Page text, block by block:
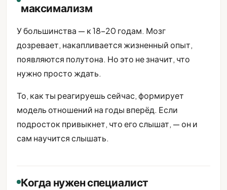
максимализм
У большинства — к 18-20 годам. Мозг
дозревает, накапливается жизненный опыт,
появляются полутона. Но это не значит, что
нужно просто ждать.
То, как ты реагируешь сейчас, формирует
модель отношений на годы вперёд. Если
подросток привыкнет, что его слышат, — он и
сам научится слышать.
Когда нужен специалист